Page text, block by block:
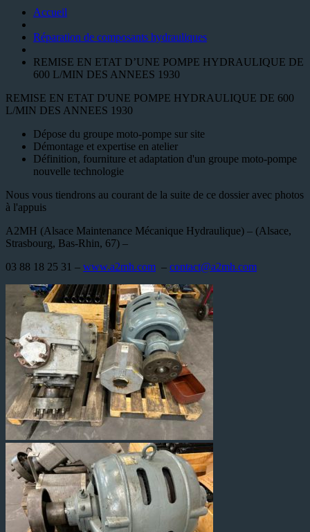
Accueil
Réparation de composants hydrauliques
REMISE EN ETAT D’UNE POMPE HYDRAULIQUE DE
600 L/MIN DES ANNEES 1930
REMISE EN ETAT D'UNE POMPE HYDRAULIQUE DE 600
L/MIN DES ANNEES 1930
Dépose du groupe moto-pompe sur site
Démontage et expertise en atelier
Définition, fourniture et adaptation d'un groupe moto-pompe
nouvelle technologie
Nous vous tiendrons au courant de la suite de ce dossier avec photos
à l'appuis
A2MH (Alsace Maintenance Mécanique Hydraulique) – (Alsace,
Strasbourg, Bas-Rhin, 67) –
03 88 18 25 31 – www.a2mh.com – contact@a2mh.com